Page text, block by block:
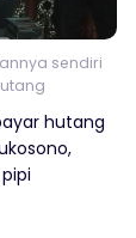
sendiri
hutang